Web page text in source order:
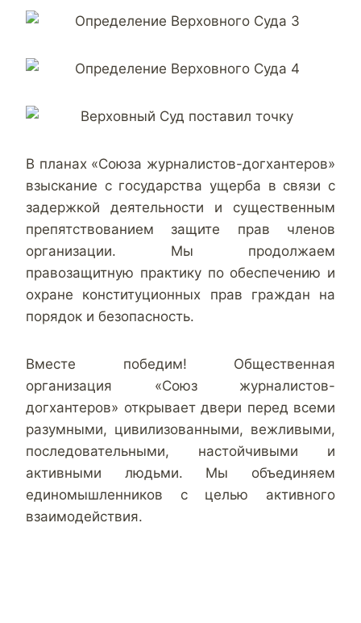
В планах «Союза журналистов-догхантеров»
взыскание с государства ущерба в связи с
задержкой деятельности и существенным
препятствованием защите прав членов
организации. Мы продолжаем
правозащитную практику по обеспечению и
охране конституционных прав граждан на
порядок и безопасность.
Вместе победим! Общественная
организация «Союз журналистов-
догхантеров» открывает двери перед всеми
разумными, цивилизованными, вежливыми,
последовательными, настойчивыми и
активными людьми. Мы объединяем
единомышленников с целью активного
взаимодействия.